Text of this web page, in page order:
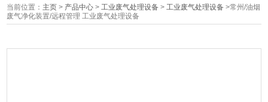
当前位置： 主页 > 产品中心 >工业废气处理设备 >工业废气处理设备 >常州/油烟
废气净化装置/远程管理 工业废气处理设备